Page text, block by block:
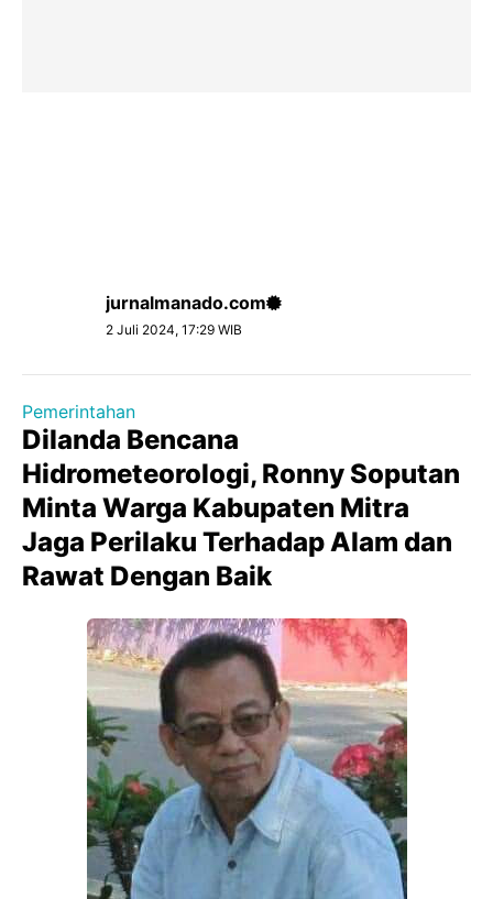
jurnalmanado.com
2 Juli 2024, 17:29 WIB
Pemerintahan
Dilanda Bencana
Hidrometeorologi, Ronny Soputan
Minta Warga Kabupaten Mitra
Jaga Perilaku Terhadap Alam dan
Rawat Dengan Baik